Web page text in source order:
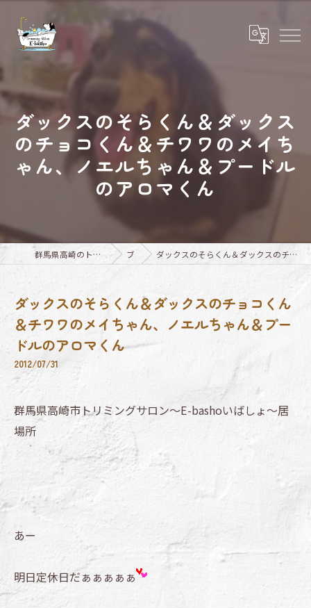
ダックスのそらくん＆ダックス
のチョコくん＆チワワのメイち
ゃん、ノエルちゃん＆プードル
のアロマくん
群馬県高崎のトリミングならTrimming Salon E-basho ブログ ダックスのそらくん＆ダックスのチョコくん＆チワワのメイちゃん、ノエルちゃん＆プードルのアロマくん
ダックスのそらくん＆ダックスのチョコくん
＆チワワのメイちゃん、ノエルちゃん＆プー
ドルのアロマくん
2012/07/31
群馬県高崎市トリミングサロン～E-bashoいばしょ～居
場所
あー
明日定休日だぁぁぁぁぁ